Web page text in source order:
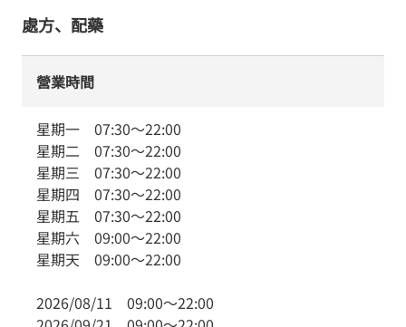
處方、配藥
營業時間
星期一 07:30～22:00
星期二 07:30～22:00
星期三 07:30～22:00
星期四 07:30～22:00
星期五 07:30～22:00
星期六 09:00～22:00
星期天 09:00～22:00
2026/08/11 09:00～22:00